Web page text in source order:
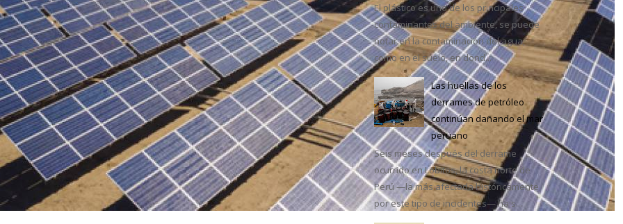
es el mejor calentador solar de México
El plástico es uno de los principales
contaminantes del ambiente, se puede
notar en la contaminación del agua,
como en el suelo, en dond...
Las huellas de los
derrames de petróleo
continúan dañando el mar
peruano
Seis meses después del derrame
ocurrido en Lobitos, la costa norte de
Perú —la más afectada históricamente
por este tipo de incidentes— ha s...